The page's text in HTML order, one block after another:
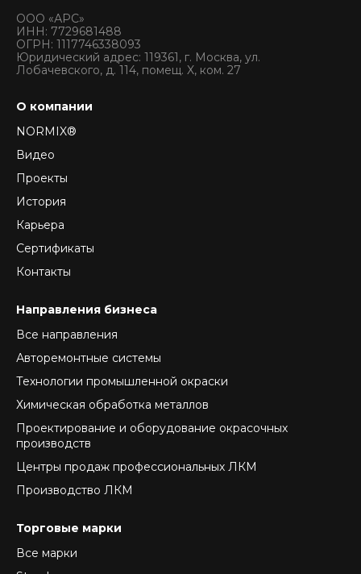
ООО «АРС»
ИНН: 7729681488
ОГРН: 1117746338093
Юридический адрес: 119361, г. Москва, ул.
Лобачевского, д. 114, помещ. X, ком. 27
О компании
NORMIX®
Видео
Проекты
История
Карьера
Сертификаты
Контакты
Направления бизнеса
Все направления
Авторемонтные системы
Технологии промышленной окраски
Химическая обработка металлов
Проектирование и оборудование окрасочных
производств
Центры продаж профессиональных ЛКМ
Производство ЛКМ
Торговые марки
Все марки